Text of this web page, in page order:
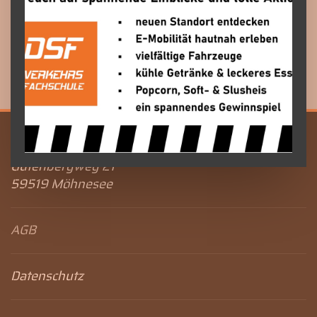
Nach Eingang Ihrer Anmeldung erhalten Sie
eine Bestätigung per E-Mail.
DSF Verkehrsfachschule
Gutenbergweg 21
59519 Möhnesee
AGB
Datenschutz